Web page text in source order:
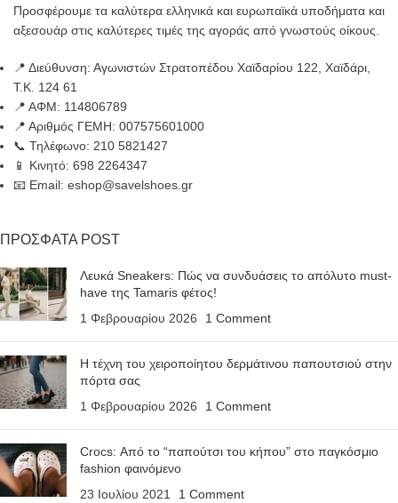
Προσφέρουμε τα καλύτερα ελληνικά και ευρωπαϊκά υποδήματα και
αξεσουάρ στις καλύτερες τιμές της αγοράς από γνωστούς οίκους.
📍 Διεύθυνση: Αγωνιστών Στρατοπέδου Χαϊδαρίου 122, Χαϊδάρι,
Τ.Κ. 124 61
📍 ΑΦΜ: 114806789
📍 Αριθμός ΓΕΜΗ: 007575601000
📞 Τηλέφωνο: 210 5821427
📱 Κινητό: 698 2264347
📧 Email: eshop@savelshoes.gr
ΠΡΟΣΦΑΤΑ POST
Λευκά Sneakers: Πώς να συνδυάσεις το απόλυτο must-
have της Tamaris φέτος!
1 Φεβρουαρίου 2026
1 Comment
Η τέχνη του χειροποίητου δερμάτινου παπουτσιού στην
πόρτα σας
1 Φεβρουαρίου 2026
1 Comment
Crocs: Από το “παπούτσι του κήπου” στο παγκόσμιο
fashion φαινόμενο
23 Ιουλίου 2021
1 Comment